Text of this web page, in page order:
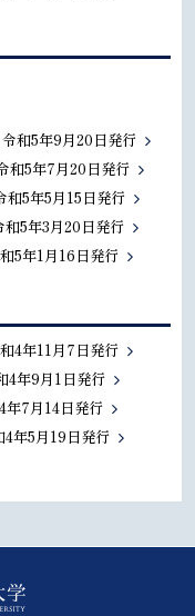
和5年9月20日発行
和5年7月20日発行
和5年5月15日発行
和5年3月20日発行
5年1月16日発行
4年11月7日発行
4年9月1日発行
年7月14日発行
4年5月19日発行